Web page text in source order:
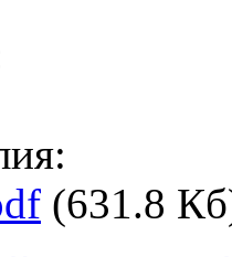
(631.8